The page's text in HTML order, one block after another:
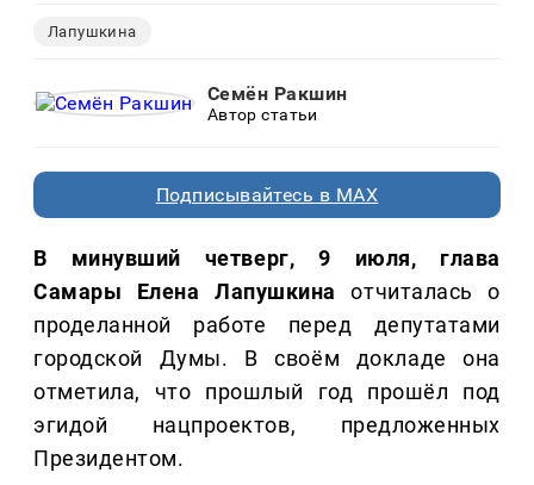
Лапушкина
Семён Ракшин
Автор статьи
Подписывайтесь в MAX
В минувший четверг, 9 июля, глава
Самары Елена Лапушкина отчиталась о
проделанной работе перед депутатами
городской Думы. В своём докладе она
отметила, что прошлый год прошёл под
эгидой нацпроектов, предложенных
Президентом.